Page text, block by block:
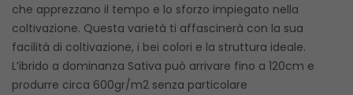
che apprezzano il tempo e lo sforzo impiegato nella
coltivazione. Questa varietà ti affascinerà con la sua
facilità di coltivazione, i bei colori e la struttura ideale.
L’ibrido a dominanza Sativa può arrivare fino a 120cm e
produrre circa 600gr/m2 senza particolare